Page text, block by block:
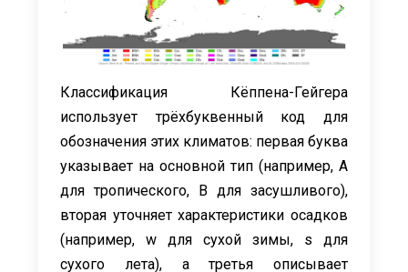
Классификация Кёппена-Гейгера
использует трёхбуквенный код для
обозначения этих климатов: первая буква
указывает на основной тип (например, A
для тропического, B для засушливого),
вторая уточняет характеристики осадков
(например, w для сухой зимы, s для
сухого лета), а третья описывает